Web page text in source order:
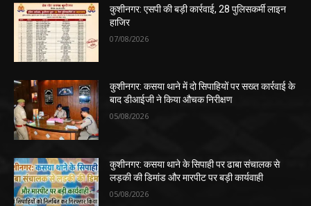
कुशीनगर: एसपी की बड़ी कार्रवाई, 28 पुलिसकर्मी लाइन
हाजिर
07/08/2026
कुशीनगर: कसया थाने में दो सिपाहियों पर सख्त कार्रवाई के
बाद डीआईजी ने किया औचक निरीक्षण
05/08/2026
कुशीनगर: कसया थाने के सिपाही पर ढाबा संचालक से
लड़की की डिमांड और मारपीट पर बड़ी कार्यवाही
05/08/2026